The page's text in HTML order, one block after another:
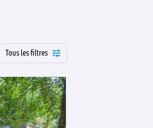
Tous les filtres